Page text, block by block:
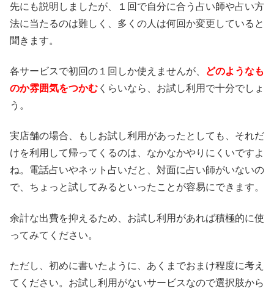
先にも説明しましたが、１回で自分に合う占い師や占い方
法に当たるのは難しく、多くの人は何回か変更していると
聞きます。
各サービスで初回の１回しか使えませんが、
どのようなも
のか雰囲気をつかむ くらいなら、お試し利用で十分でしょ
う。
実店舗の場合、もしお試し利用があったとしても、それだ
けを利用して帰ってくるのは、なかなかやりにくいですよ
ね。電話占いやネット占いだと、対面に占い師がいないの
で、ちょっと試してみるといったことが容易にできます。
余計な出費を抑えるため、お試し利用があれば積極的に使
ってみてください。
ただし、初めに書いたように、あくまでおまけ程度に考え
てください。お試し利用がないサービスなので選択肢から